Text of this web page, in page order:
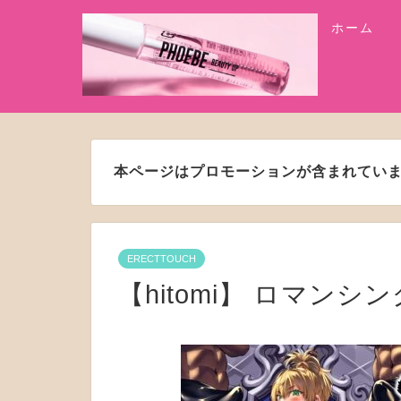
ホーム
本ページはプロモーションが含まれてい
ERECTTOUCH
【hitomi】 ロマンシ